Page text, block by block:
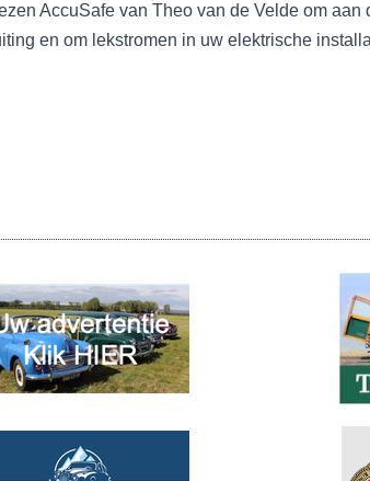
AccuSafe van Theo van de Velde om
en om lekstromen in uw elektrische